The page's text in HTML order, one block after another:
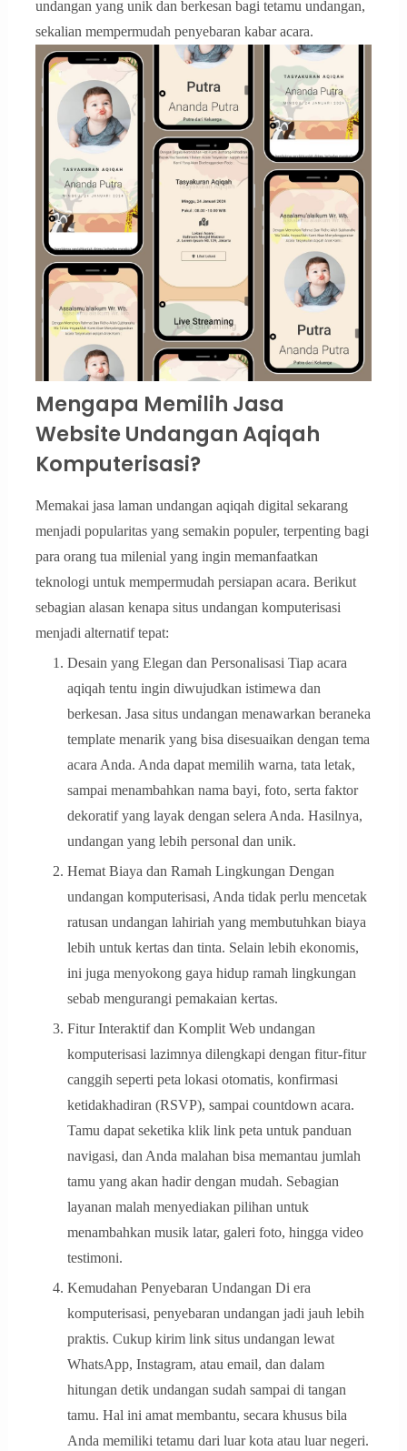
undangan yang unik dan berkesan bagi tetamu undangan,
sekalian mempermudah penyebaran kabar acara.
Mengapa Memilih Jasa
Website Undangan Aqiqah
Komputerisasi?
Memakai jasa laman undangan aqiqah digital sekarang
menjadi popularitas yang semakin populer, terpenting bagi
para orang tua milenial yang ingin memanfaatkan
teknologi untuk mempermudah persiapan acara. Berikut
sebagian alasan kenapa situs undangan komputerisasi
menjadi alternatif tepat:
Desain yang Elegan dan Personalisasi Tiap acara
aqiqah tentu ingin diwujudkan istimewa dan
berkesan. Jasa situs undangan menawarkan beraneka
template menarik yang bisa disesuaikan dengan tema
acara Anda. Anda dapat memilih warna, tata letak,
sampai menambahkan nama bayi, foto, serta faktor
dekoratif yang layak dengan selera Anda. Hasilnya,
undangan yang lebih personal dan unik.
Hemat Biaya dan Ramah Lingkungan Dengan
undangan komputerisasi, Anda tidak perlu mencetak
ratusan undangan lahiriah yang membutuhkan biaya
lebih untuk kertas dan tinta. Selain lebih ekonomis,
ini juga menyokong gaya hidup ramah lingkungan
sebab mengurangi pemakaian kertas.
Fitur Interaktif dan Komplit Web undangan
komputerisasi lazimnya dilengkapi dengan fitur-fitur
canggih seperti peta lokasi otomatis, konfirmasi
ketidakhadiran (RSVP), sampai countdown acara.
Tamu dapat seketika klik link peta untuk panduan
navigasi, dan Anda malahan bisa memantau jumlah
tamu yang akan hadir dengan mudah. Sebagian
layanan malah menyediakan pilihan untuk
menambahkan musik latar, galeri foto, hingga video
testimoni.
Kemudahan Penyebaran Undangan Di era
komputerisasi, penyebaran undangan jadi jauh lebih
praktis. Cukup kirim link situs undangan lewat
WhatsApp, Instagram, atau email, dan dalam
hitungan detik undangan sudah sampai di tangan
tamu. Hal ini amat membantu, secara khusus bila
Anda memiliki tetamu dari luar kota atau luar negeri.